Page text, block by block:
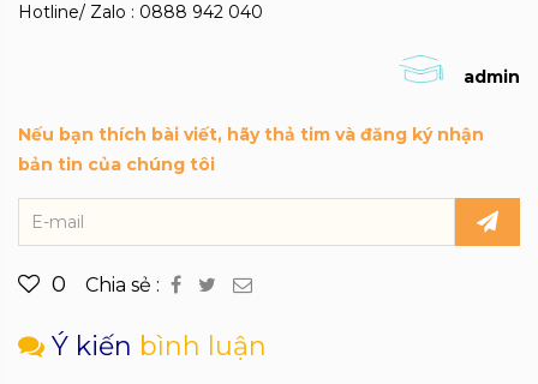
Hotline/ Zalo : 0888 942 040
admin
Nếu bạn thích bài viết, hãy thả tim và đăng ký nhận
bản tin của chúng tôi
0 Chia sẻ :
Ý kiến bình luận